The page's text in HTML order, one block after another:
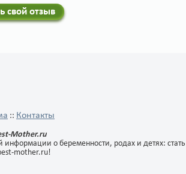
свой отзыв
:: Контакты
Mother.ru
информации о беременности, родах и детях:
mother.ru!